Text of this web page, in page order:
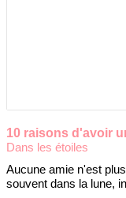
10 raisons d'avoir
Dans les étoiles
Aucune amie n'est
souvent dans la lune,